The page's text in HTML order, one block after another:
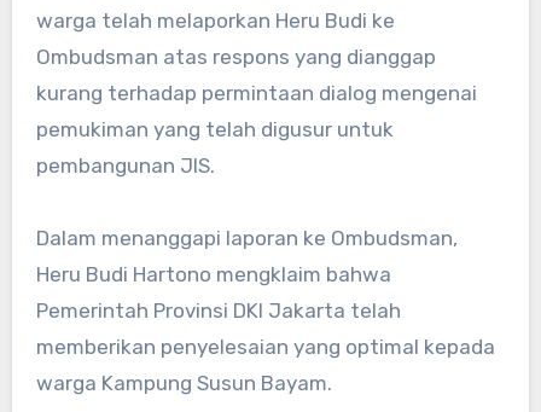
warga telah melaporkan Heru Budi ke
Ombudsman atas respons yang dianggap
kurang terhadap permintaan dialog mengenai
pemukiman yang telah digusur untuk
pembangunan JIS.
Dalam menanggapi laporan ke Ombudsman,
Heru Budi Hartono mengklaim bahwa
Pemerintah Provinsi DKI Jakarta telah
memberikan penyelesaian yang optimal kepada
warga Kampung Susun Bayam.